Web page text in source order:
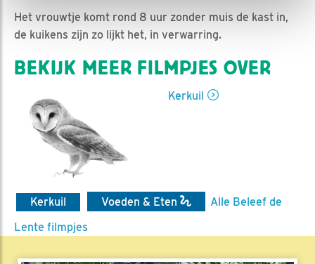
Het vrouwtje komt rond 8 uur zonder muis de kast in,
de kuikens zijn zo lijkt het, in verwarring.
BEKIJK MEER FILMPJES OVER
Kerkuil
Kerkuil Voeden & Eten
Alle Beleef de
Lente filmpjes